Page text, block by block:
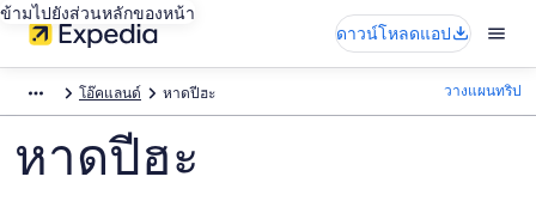
ข้ามไปยังส่วนหลักของหน้า
ดาวน์โหลดแอป
โอ๊คแลนด์ หาดปีฮะ วางแผนทริป
หาดปีฮะ